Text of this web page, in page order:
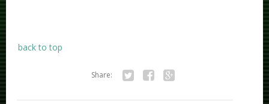
back to top
Share: